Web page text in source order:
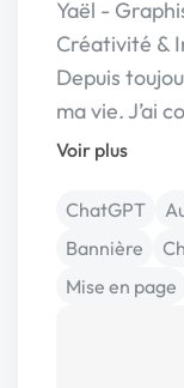
Yaël -
Créativité &
Depuis
ma vie. J’ai
Voir plus
ChatGPT
Bannière
Mise en page